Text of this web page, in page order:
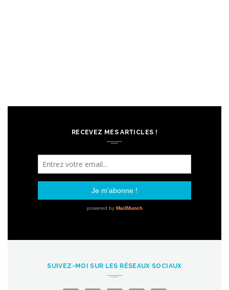
RECEVEZ MES ARTICLES !
SUIVEZ-MOI SUR LES RÉSEAUX SOCIAUX